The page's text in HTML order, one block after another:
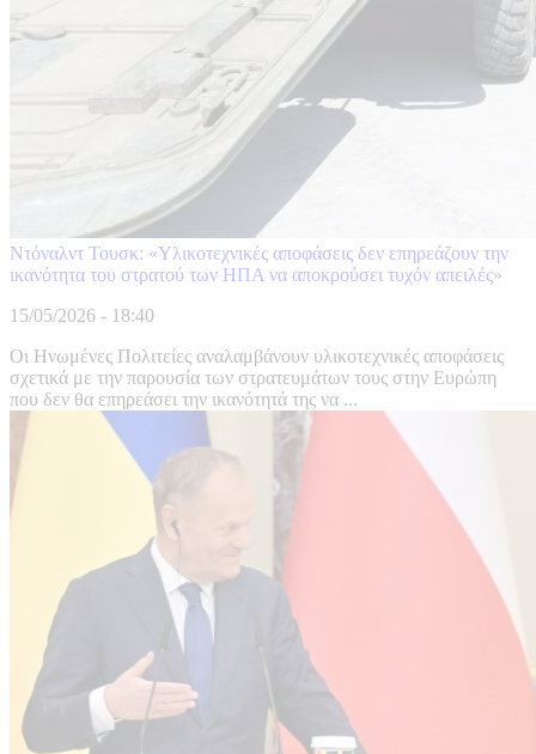
Ντόναλντ Τουσκ: «Υλικοτεχνικές αποφάσεις δεν επηρεάζουν την
ικανότητα του στρατού των ΗΠΑ να αποκρούσει τυχόν απειλές»
15/05/2026 - 18:40
Οι Ηνωμένες Πολιτείες αναλαμβάνουν υλικοτεχνικές αποφάσεις
σχετικά με την παρουσία των στρατευμάτων τους στην Ευρώπη
που δεν θα επηρεάσει την ικανότητά της να ...